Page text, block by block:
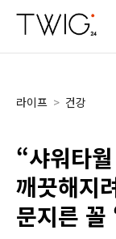
라이프 > 건강
“샤워타
깨끗해지
문지른 꼴